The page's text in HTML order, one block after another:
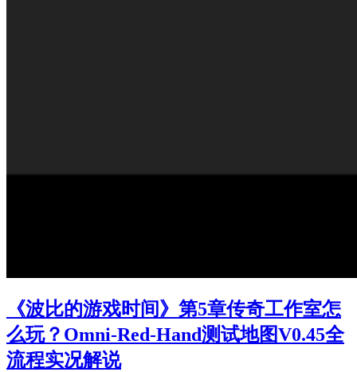
《波比的游戏时间》第5章传奇工作室怎
么玩？Omni-Red-Hand测试地图V0.45全
流程实况解说